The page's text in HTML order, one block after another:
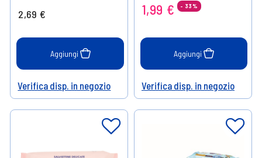
2,69 €
Aggiungi
Help
Verifica disp. in negozio
1,99 € - 33%
Aggiungi
Help
Verifica disp. in negozio